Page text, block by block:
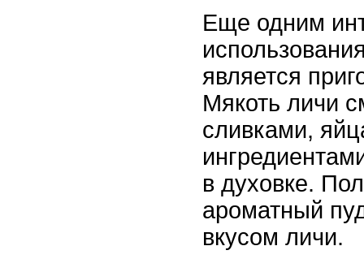
Еще одним
является
Мякоть личи
сливками,
в духовке.
ароматный
вкусом личи.